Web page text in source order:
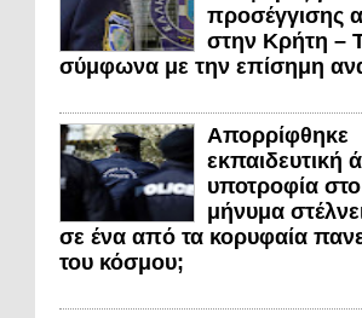
προσέγγισης
στην Κρήτη –
σύμφωνα με την επίσημη
Απορρίφθηκε
εκπαιδευτική
υποτροφία
μήνυμα
σε ένα από τα κορυφαία
του κόσμου;